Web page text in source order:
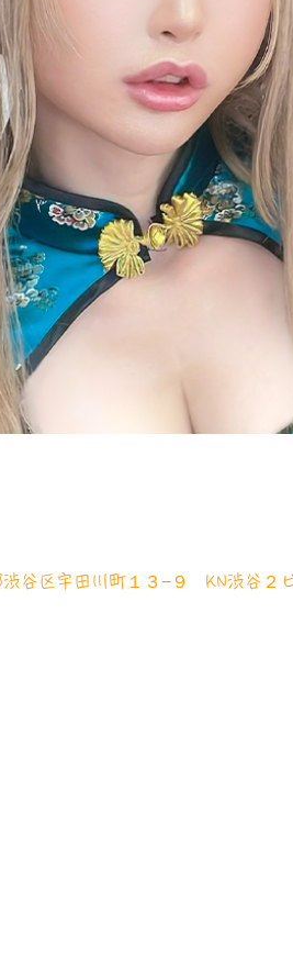
渋谷区宇田川町１３−９ KN渋谷２